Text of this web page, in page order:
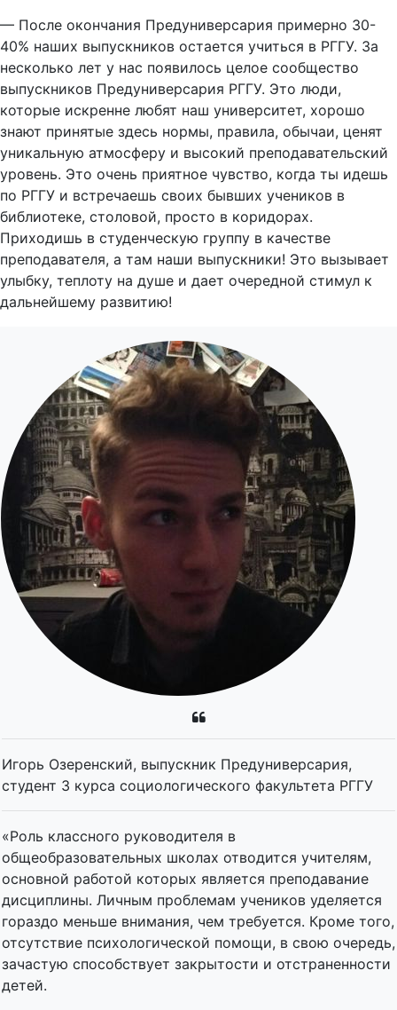
— После окончания Предуниверсария примерно 30-
40% наших выпускников остается учиться в РГГУ. За
несколько лет у нас появилось целое сообщество
выпускников Предуниверсария РГГУ. Это люди,
которые искренне любят наш университет, хорошо
знают принятые здесь нормы, правила, обычаи, ценят
уникальную атмосферу и высокий преподавательский
уровень. Это очень приятное чувство, когда ты идешь
по РГГУ и встречаешь своих бывших учеников в
библиотеке, столовой, просто в коридорах.
Приходишь в студенческую группу в качестве
преподавателя, а там наши выпускники! Это вызывает
улыбку, теплоту на душе и дает очередной стимул к
дальнейшему развитию!
Игорь Озеренский, выпускник Предуниверсария,
студент 3 курса социологического факультета РГГУ
«Роль классного руководителя в
общеобразовательных школах отводится учителям,
основной работой которых является преподавание
дисциплины. Личным проблемам учеников уделяется
гораздо меньше внимания, чем требуется. Кроме того,
отсутствие психологической помощи, в свою очередь,
зачастую способствует закрытости и отстраненности
детей.